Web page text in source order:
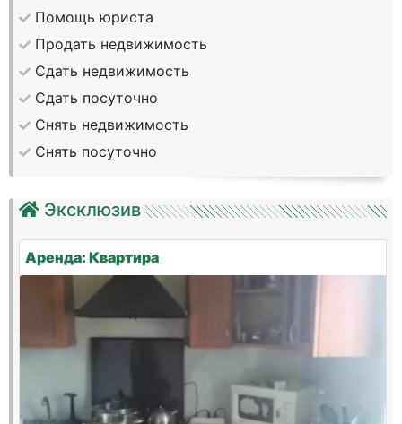
Помощь юриста
Продать недвижимость
Сдать недвижимость
Сдать посуточно
Снять недвижимость
Снять посуточно
Эксклюзив
Аренда: Квартира